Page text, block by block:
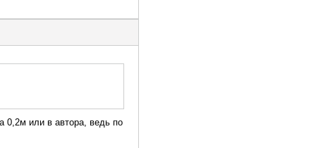
0,2м или в автора, ведь по